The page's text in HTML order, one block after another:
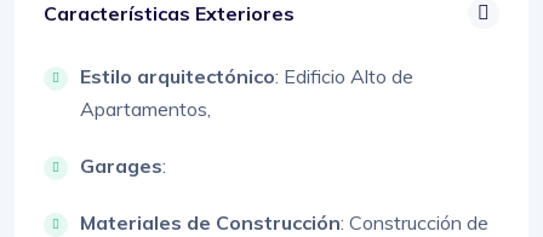
Características Exteriores
Estilo arquitectónico: Edificio Alto de
Apartamentos,
Garages:
Materiales de Construcción: Construcción de